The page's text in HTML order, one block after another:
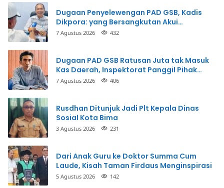
Dugaan Penyelewengan PAD GSB, Kadis
Dikpora: yang Bersangkutan Akui
Perbuatannya dan Siap Mengembalikan
7 Agustus 2026 432
Dugaan PAD GSB Ratusan Juta tak Masuk
Kas Daerah, Inspektorat Panggil Pihak
Terkait
7 Agustus 2026 406
Rusdhan Ditunjuk Jadi Plt Kepala Dinas
Sosial Kota Bima
3 Agustus 2026 231
Dari Anak Guru ke Doktor Summa Cum
Laude, Kisah Taman Firdaus Menginspirasi
5 Agustus 2026 142